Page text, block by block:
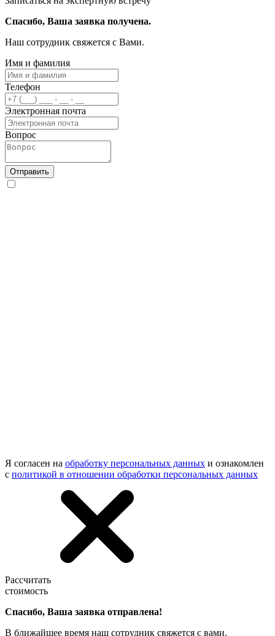
Спасибо, Ваша заявка получена.
Наш сотрудник свяжется с Вами.
Имя и фамилия
Телефон
Электронная почта
Вопрос
Отправить
Я согласен на обработку персональных данных и ознакомлен
с политикой в отношении обработки персональных данных
Рассчитать
стоимость
Спасибо, Ваша заявка отправлена!
В ближайшее время наш сотрудник свяжется с вами.